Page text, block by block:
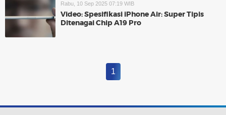
Rabu, 10 Sep 2025 07:19 WIB
Video: Spesifikasi iPhone Air: Super Tipis
Ditenagai Chip A19 Pro
1